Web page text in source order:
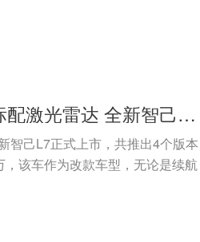
续航突破700km全系标配激光雷达 全新智己L7上市售29.99万起
智己L7正式上市，共推出4个版本
该车作为改款车型，无论是续航